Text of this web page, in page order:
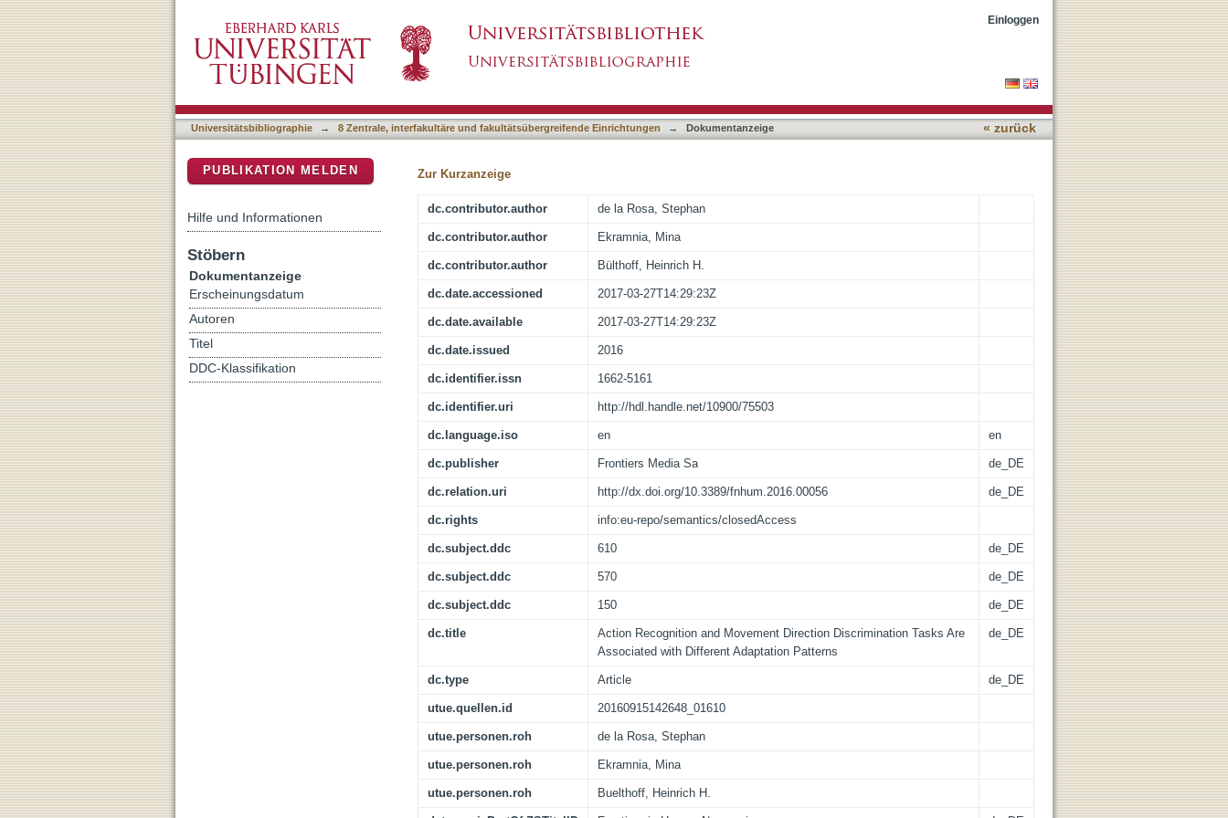
Action Recognition and Movement Direction Discrimination Tasks Are Associated with Different
Adaptation Patterns
Einloggen
Universitätsbibliographie → 8 Zentrale, interfakultäre und fakultätsübergreifende Einrichtungen → Dokumentanzeige « zurück
Zur Kurzanzeige
dc.contributor.author de la Rosa, Stephan
dc.contributor.author Ekramnia, Mina
dc.contributor.author Bülthoff, Heinrich H.
dc.date.accessioned 2017-03-27T14:29:23Z
dc.date.available 2017-03-27T14:29:23Z
dc.date.issued 2016
dc.identifier.issn 1662-5161
dc.identifier.uri http://hdl.handle.net/10900/75503
dc.language.iso en en
dc.publisher Frontiers Media Sa de_DE
dc.relation.uri http://dx.doi.org/10.3389/fnhum.2016.00056 de_DE
dc.rights info:eu-repo/semantics/closedAccess
dc.subject.ddc 610 de_DE
dc.subject.ddc 570 de_DE
dc.subject.ddc 150 de_DE
dc.title
Action Recognition and Movement Direction Discrimination Tasks Are
Associated with Different Adaptation Patterns
de_DE
dc.type Article de_DE
utue.quellen.id 20160915142648_01610
utue.personen.roh de la Rosa, Stephan
utue.personen.roh Ekramnia, Mina
utue.personen.roh Buelthoff, Heinrich H.
PUBLIKATION MELDEN
Hilfe und Informationen
Stöbern
Dokumentanzeige
Erscheinungsdatum
Autoren
Titel
DDC-Klassifikation